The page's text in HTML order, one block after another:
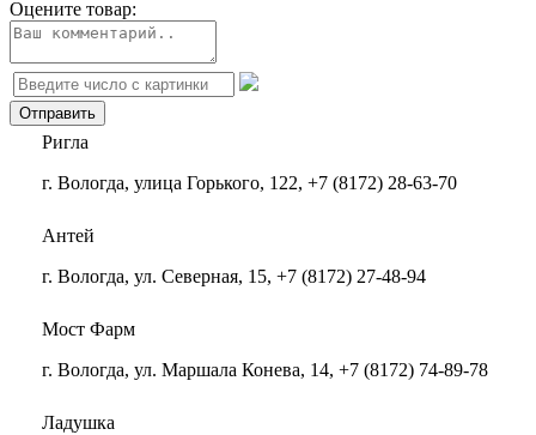
Оцените товар:
Ригла
г. Вологда, улица Горького, 122, +7 (8172) 28-63-70
Антей
г. Вологда, ул. Северная, 15, +7 (8172) 27-48-94
Мост Фарм
г. Вологда, ул. Маршала Конева, 14, +7 (8172) 74-89-78
Ладушка